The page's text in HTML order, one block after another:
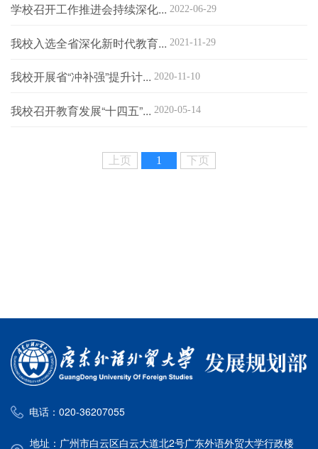
学校召开工作推进会持续深化... 2022-06-29
我校入选全省深化新时代教育... 2021-11-29
我校开展省“冲补强”提升计... 2020-11-10
我校召开教育发展“十四五”... 2020-05-14
上页 1 下页
电话：020-36207055
地址：广州市白云区白云大道北2号广东外语外贸大学行政楼